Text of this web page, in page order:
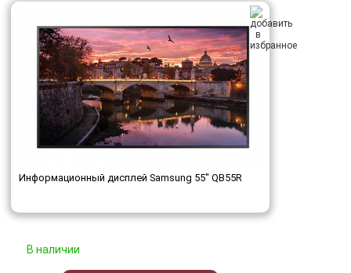
Информационный дисплей Samsung 55" QB55R
В наличии